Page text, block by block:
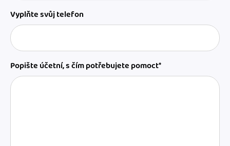
Vyplňte svůj telefon
Popište účetní, s čím potřebujete pomoct*